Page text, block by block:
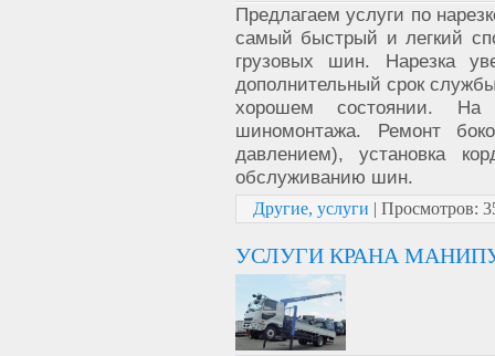
Предлагаем услуги по
самый быстрый и легкий
грузовых шин. Нарезка
дополнительный срок
хорошем состоянии. На
шиномонтажа. Ремонт
давлением), установка
обслуживанию шин.
Другие, услуги | Просмотров:
УСЛУГИ КРАНА